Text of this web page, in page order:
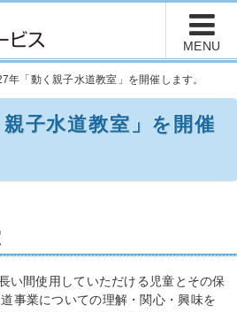
年「動く親子水道教室」を開催します。
子水道教室」を開催
い間使用していただける児童とその保
事業についての理解・関心・興味を